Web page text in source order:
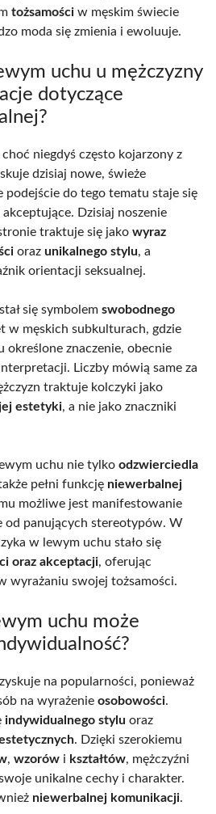
tożsamości w męskim świecie
moda się zmienia i ewoluuje.
uchu u mężczyzny
dotyczące
niegdyś często kojarzony z
dzisiaj nowe, świeże
podejście do tego tematu staje się
Dzisiaj noszenie
traktuje się jako wyraz
oraz unikalnego stylu, a
orientacji seksualnej.
się symbolem swobodnego
w męskich subkulturach, gdzie
określone znaczenie, obecnie
Liczby mówią same za
traktuje kolczyki jako
estetyki, a nie jako znaczniki
uchu nie tylko odzwierciedla
pełni funkcję niewerbalnej
możliwe jest manifestowanie
od panujących stereotypów. W
w lewym uchu stało się
oraz akceptacji, oferując
wyrażaniu swojej tożsamości.
uchu może
na popularności, ponieważ
na wyrażenie osobowości.
indywidualnego stylu oraz
. Dzięki szerokiemu
, wzorów i kształtów, mężczyźni
unikalne cechy i charakter.
niewerbalnej komunikacji.